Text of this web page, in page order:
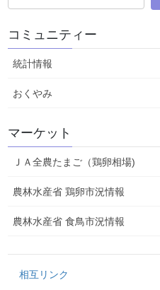
コミュニティー
統計情報
おくやみ
マーケット
ＪＡ全農たまご（鶏卵相場)
農林水産省 鶏卵市況情報
農林水産省 食鳥市況情報
相互リンク